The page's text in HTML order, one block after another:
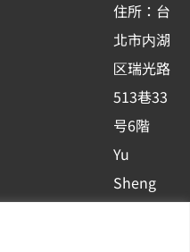
s
q
u
a
r
e
住所：台
北市内湖
区瑞光路
513巷33
号6階
Yu
Sheng